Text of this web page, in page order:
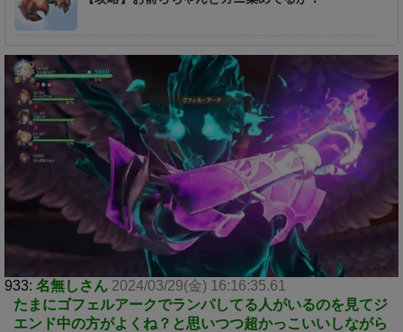
933: 名無しさん 2024/03/29(金) 16:16:35.61
たまにゴフェルアークでランパしてる人がいるのを見てジ
エンド中の方がよくね？と思いつつ超かっこいいしながら